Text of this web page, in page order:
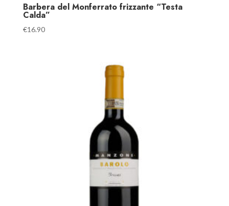
Barbera del Monferrato frizzante “Testa
Calda”
€16.90